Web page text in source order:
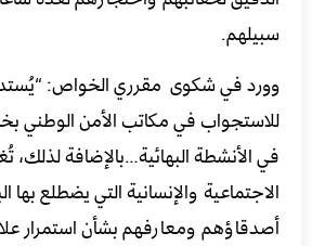
سبيلهم.
وورد في شكوى مقرري الخواص:
للاستجواب في مكاتب الأمن الوطني
في الأنشطة البهائية…بالإضافة لذلك،
الاجتماعية والإنسانية التي يضطلع بها
أصدقاؤهم ومعارفهم بشأن استمرار